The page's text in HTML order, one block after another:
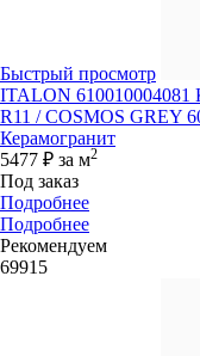
Быстрый просмотр
ITALON
R11 / COSMOS GREY
Керамогранит
5477 ₽ за м2
Под заказ
Подробнее
Подробнее
Рекомендуем
69915